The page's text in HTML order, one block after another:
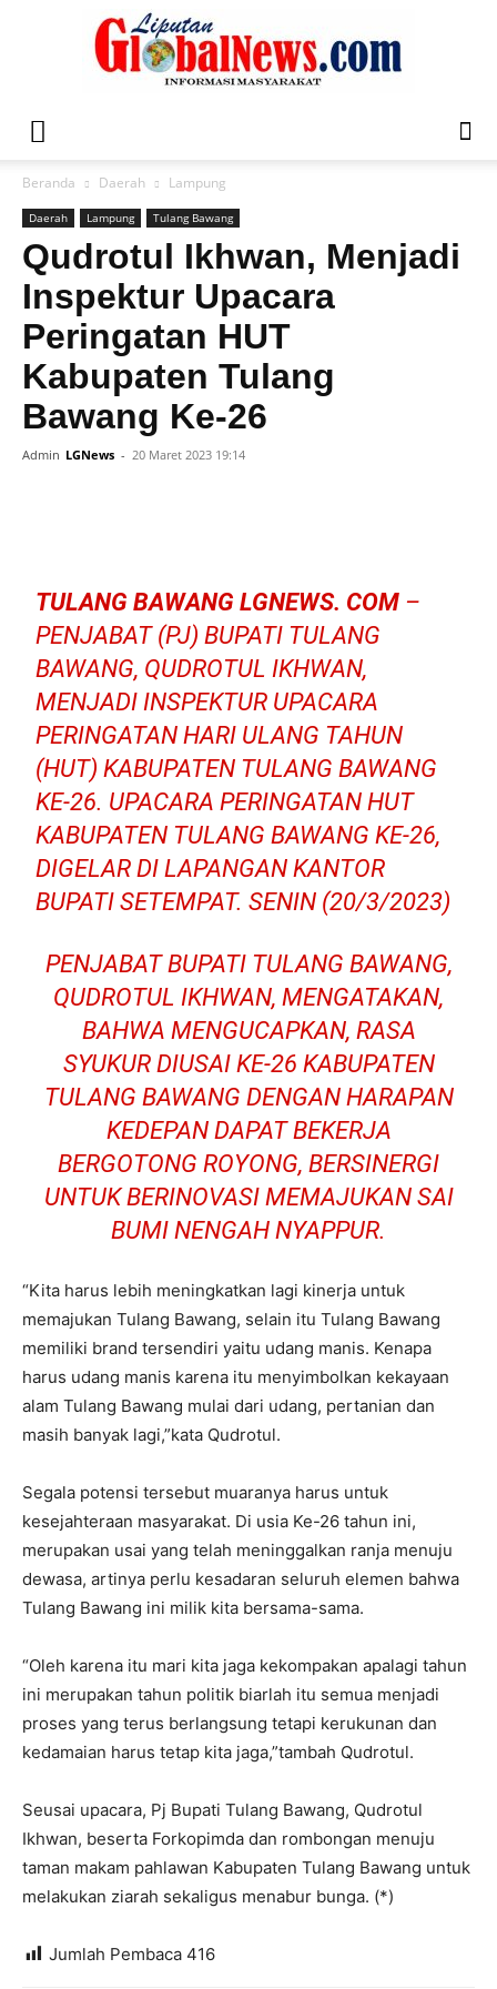
News
Beranda Daerah Lampung
Daerah Lampung Tulang Bawang
Qudrotul Ikhwan, Menjadi
Inspektur Upacara
Peringatan HUT
Kabupaten Tulang
Bawang Ke-26
Admin LGNews - 20 Maret 2023 19:14
TULANG BAWANG LGNEWS. COM –
PENJABAT (PJ) BUPATI TULANG
BAWANG, QUDROTUL IKHWAN,
MENJADI INSPEKTUR UPACARA
PERINGATAN HARI ULANG TAHUN
(HUT) KABUPATEN TULANG BAWANG
KE-26. UPACARA PERINGATAN HUT
KABUPATEN TULANG BAWANG KE-26,
DIGELAR DI LAPANGAN KANTOR
BUPATI SETEMPAT. SENIN (20/3/2023)
PENJABAT BUPATI TULANG BAWANG,
QUDROTUL IKHWAN, MENGATAKAN,
BAHWA MENGUCAPKAN, RASA
SYUKUR DIUSAI KE-26 KABUPATEN
TULANG BAWANG DENGAN HARAPAN
KEDEPAN DAPAT BEKERJA
BERGOTONG ROYONG, BERSINERGI
UNTUK BERINOVASI MEMAJUKAN SAI
BUMI NENGAH NYAPPUR.
“Kita harus lebih meningkatkan lagi kinerja untuk
memajukan Tulang Bawang, selain itu Tulang Bawang
memiliki brand tersendiri yaitu udang manis. Kenapa
harus udang manis karena itu menyimbolkan kekayaan
alam Tulang Bawang mulai dari udang, pertanian dan
masih banyak lagi,”kata Qudrotul.
Segala potensi tersebut muaranya harus untuk
kesejahteraan masyarakat. Di usia Ke-26 tahun ini,
merupakan usai yang telah meninggalkan ranja menuju
dewasa, artinya perlu kesadaran seluruh elemen bahwa
Tulang Bawang ini milik kita bersama-sama.
“Oleh karena itu mari kita jaga kekompakan apalagi tahun
ini merupakan tahun politik biarlah itu semua menjadi
proses yang terus berlangsung tetapi kerukunan dan
kedamaian harus tetap kita jaga,”tambah Qudrotul.
Seusai upacara, Pj Bupati Tulang Bawang, Qudrotul
Ikhwan, beserta Forkopimda dan rombongan menuju
taman makam pahlawan Kabupaten Tulang Bawang untuk
melakukan ziarah sekaligus menabur bunga. (*)
Jumlah Pembaca 416